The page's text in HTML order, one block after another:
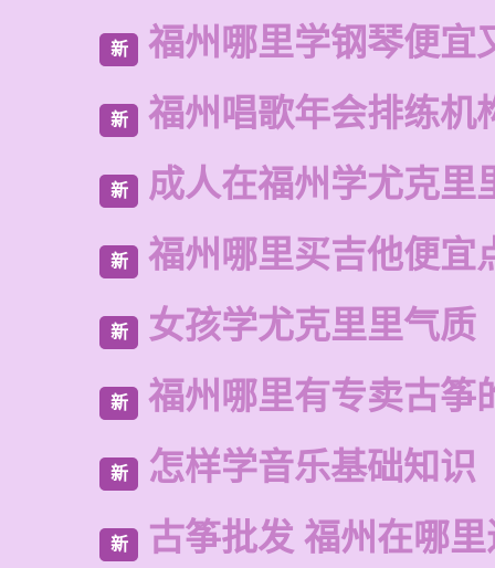
新 福州哪里学钢琴便宜
新 福州唱歌年会排练机
新 成人在福州学尤克里
新 福州哪里买吉他便宜
新 女孩学尤克里里气质
新 福州哪里有专卖古筝
新 怎样学音乐基础知识
新 古筝批发 福州在哪